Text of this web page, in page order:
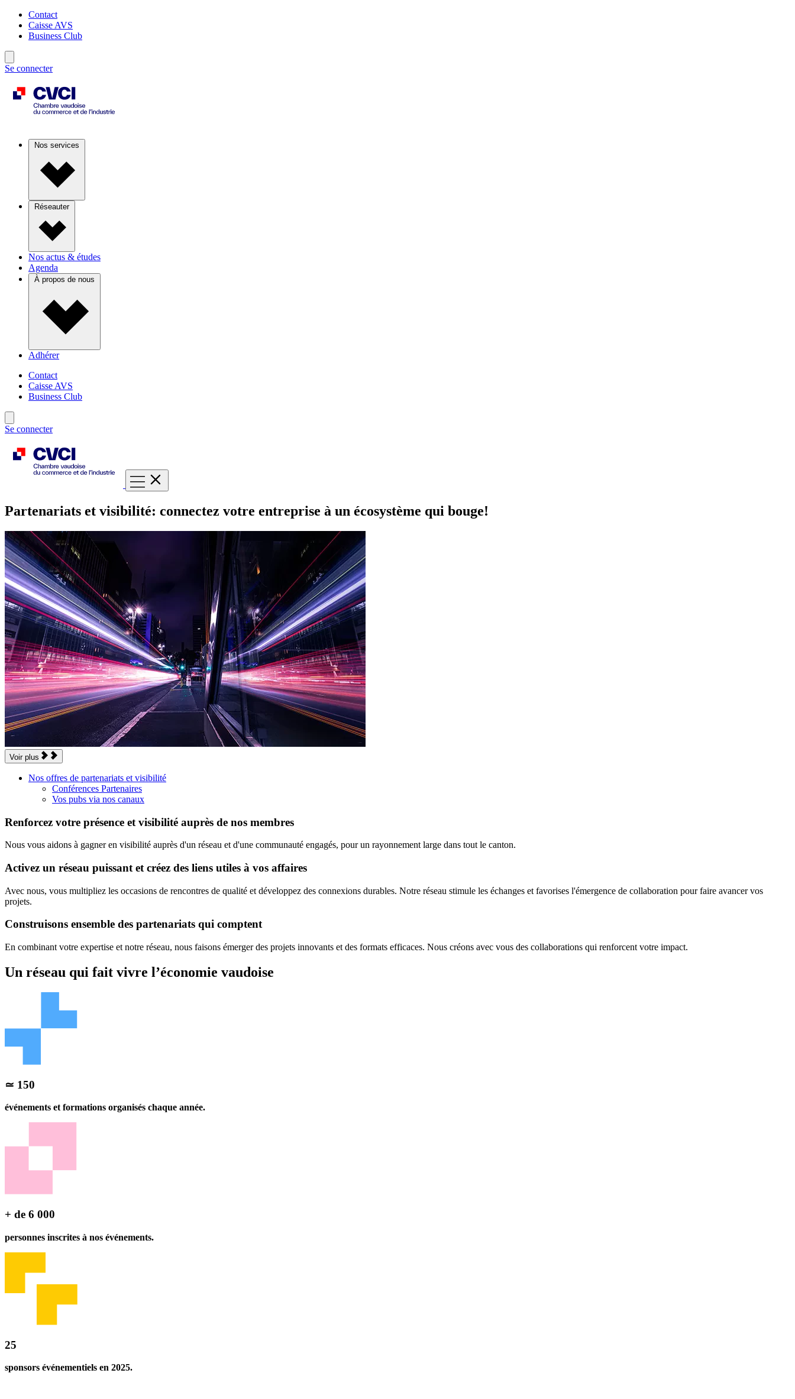
Contact
Caisse AVS
Business Club
Se connecter
Nos services
Réseauter
Nos actus & études
Agenda
À propos de nous
Adhérer
Contact
Caisse AVS
Business Club
Se connecter
Partenariats et visibilité: connectez votre entreprise à un écosystème qui bouge!
Voir plus
Nos offres de partenariats et visibilité
Conférences Partenaires
Vos pubs via nos canaux
Renforcez votre présence et visibilité auprès de nos membres
Nous vous aidons à gagner en visibilité auprès d'un réseau et d'une communauté engagés, pour un rayonnement large dans tout le canton.
Activez un réseau puissant et créez des liens utiles à vos affaires
Avec nous, vous multipliez les occasions de rencontres de qualité et développez des connexions durables. Notre réseau stimule les échanges et favorises l'émergence de collaboration pour faire avancer vos
projets.
Construisons ensemble des partenariats qui comptent
En combinant votre expertise et notre réseau, nous faisons émerger des projets innovants et des formats efficaces. Nous créons avec vous des collaborations qui renforcent votre impact.
Un réseau qui fait vivre l’économie vaudoise
≃ 150
événements et formations organisés chaque année.
+ de 6 000
personnes inscrites à nos événements.
25
sponsors événementiels en 2025.